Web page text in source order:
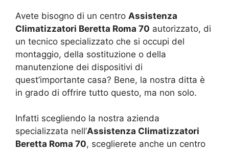
Avete bisogno di un centro Assistenza
Climatizzatori Beretta Roma 70 autorizzato, di
un tecnico specializzato che si occupi del
montaggio, della sostituzione o della
manutenzione dei dispositivi di
quest’importante casa? Bene, la nostra ditta è
in grado di offrire tutto questo, ma non solo.
Infatti scegliendo la nostra azienda
specializzata nell’Assistenza Climatizzatori
Beretta Roma 70, sceglierete anche un centro